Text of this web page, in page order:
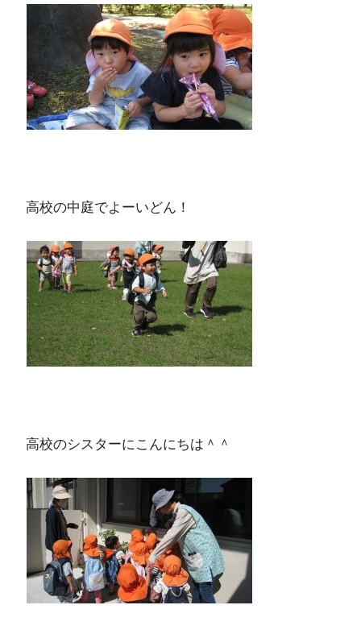
高校の中庭でよーいどん！
高校のシスターにこんにちは＾＾